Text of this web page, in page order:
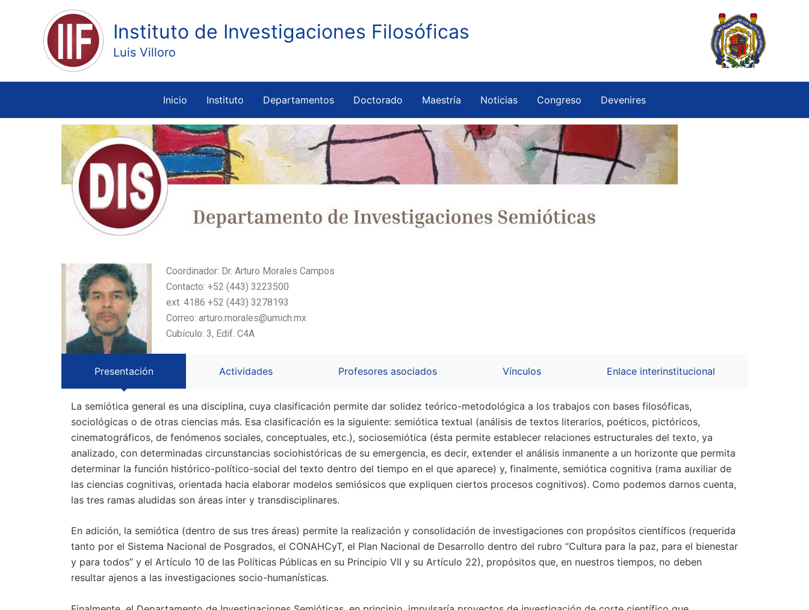
contenido
Instituto de Investigaciones Filosóficas
Luis Villoro
Inicio Instituto Departamentos Doctorado Maestría Noticias Congreso Devenires
Coordinador: Dr. Arturo Morales Campos
Contacto: +52 (443) 3223500
ext. 4186 +52 (443) 3278193
Correo: arturo.morales@umich.mx
Cubículo: 3, Edif. C4A
Presentación Actividades Profesores asociados Vínculos Enlace interinstitucional
La semiótica general es una disciplina, cuya clasificación permite dar solidez teórico-metodológica a los trabajos con bases filosóficas,
sociológicas o de otras ciencias más. Esa clasificación es la siguiente: semiótica textual (análisis de textos literarios, poéticos, pictóricos,
cinematográficos, de fenómenos sociales, conceptuales, etc.), sociosemiótica (ésta permite establecer relaciones estructurales del texto, ya
analizado, con determinadas circunstancias sociohistóricas de su emergencia, es decir, extender el análisis inmanente a un horizonte que permita
determinar la función histórico-político-social del texto dentro del tiempo en el que aparece) y, finalmente, semiótica cognitiva (rama auxiliar de
las ciencias cognitivas, orientada hacia elaborar modelos semiósicos que expliquen ciertos procesos cognitivos). Como podemos darnos cuenta,
las tres ramas aludidas son áreas inter y transdisciplinares.
En adición, la semiótica (dentro de sus tres áreas) permite la realización y consolidación de investigaciones con propósitos científicos (requerida
tanto por el Sistema Nacional de Posgrados, el CONAHCyT, el Plan Nacional de Desarrollo dentro del rubro “Cultura para la paz, para el bienestar
y para todos” y el Artículo 10 de las Políticas Públicas en su Principio VII y su Artículo 22), propósitos que, en nuestros tiempos, no deben
resultar ajenos a las investigaciones socio-humanísticas.